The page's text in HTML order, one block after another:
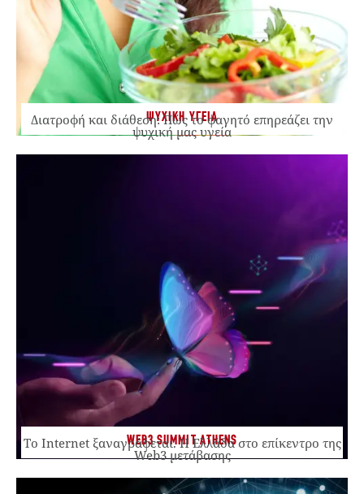
ΨΥΧΙΚΗ ΥΓΕΙΑ
Διατροφή και διάθεση: Πώς το φαγητό επηρεάζει την
ψυχική μας υγεία
WEB3 SUMMIT ATHENS
Το Internet ξαναγράφεται. Η Ελλάδα στο επίκεντρο της
Web3 μετάβασης